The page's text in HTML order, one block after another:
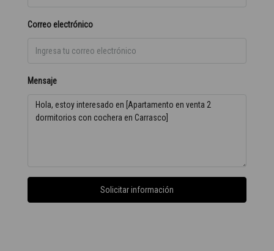
Correo electrónico
Mensaje
Solicitar información